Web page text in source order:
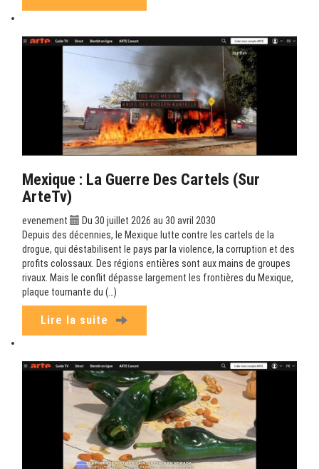
Mexique : La Guerre Des Cartels (sur
ArteTv)
evenement
Du 30 juillet 2026 au 30 avril 2030
Depuis des décennies, le Mexique lutte contre les cartels de la
drogue, qui déstabilisent le pays par la violence, la corruption et des
profits colossaux. Des régions entières sont aux mains de groupes
rivaux. Mais le conflit dépasse largement les frontières du Mexique,
plaque tournante du (…)
Lire la suite